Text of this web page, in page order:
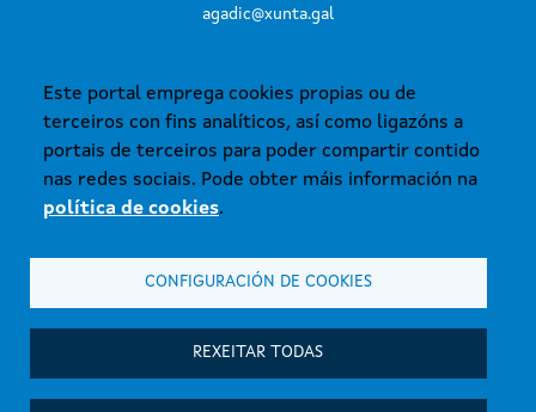
Este portal emprega cookies propias ou de
terceiros con fins analíticos, así como ligazóns a
portais de terceiros para poder compartir contido
nas redes sociais. Pode obter máis información na
política de cookies.
CONFIGURACIÓN DE COOKIES
REXEITAR TODAS
agadic@xunta.gal
SUBSCRÍBETE AO BOLETÍN
© Xunta de Galicia. Información mantida e publicada na internet pola
Axencia Galega das Industrias Culturais.
Aviso legal